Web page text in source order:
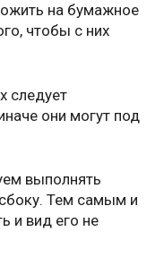
на бумажное
чтобы с них
следует
они могут под
выполнять
Тем самым и
и вид его не